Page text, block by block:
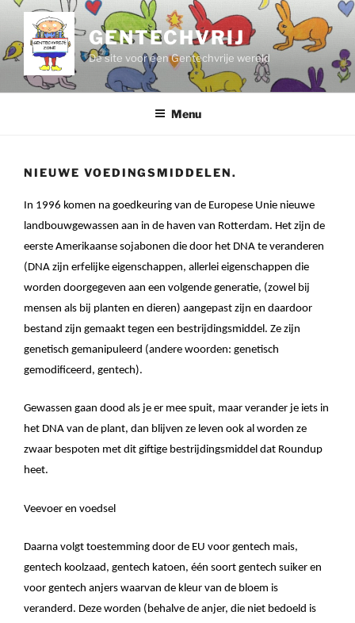
de
inhoud
GENTECHVRIJ
De site voor een Gentechvrije wereld
Menu
NIEUWE VOEDINGSMIDDELEN.
In 1996 komen na goedkeuring van de Europese Unie nieuwe
landbouwgewassen aan in de haven van Rotterdam. Het zijn de
eerste Amerikaanse sojabonen die door het DNA te veranderen
(DNA zijn erfelijke eigenschappen, allerlei eigenschappen die
worden doorgegeven aan een volgende generatie, (zowel bij
mensen als bij planten en dieren) aangepast zijn en daardoor
bestand zijn gemaakt tegen een bestrijdingsmiddel. Ze zijn
genetisch gemanipuleerd (andere woorden: genetisch
gemodificeerd, gentech).
Gewassen gaan dood als je er mee spuit, maar verander je iets in
het DNA van de plant, dan blijven ze leven ook al worden ze
zwaar bespoten met dit giftige bestrijdingsmiddel dat Roundup
heet.
Veevoer en voedsel
Daarna volgt toestemming door de EU voor gentech mais,
gentech koolzaad, gentech katoen, één soort gentech suiker en
voor gentech anjers waarvan de kleur van de bloem is
veranderd. Deze worden (behalve de anjer, die niet bedoeld is